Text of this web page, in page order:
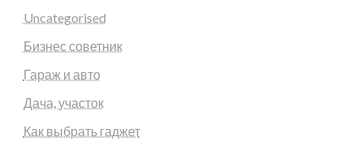
Uncategorised
Бизнес советник
Гараж и авто
Дача, участок
Как выбрать гаджет